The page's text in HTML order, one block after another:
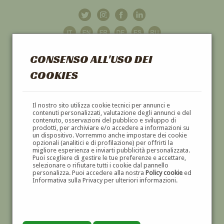
CONSENSO ALL'USO DEI
COOKIES
Il nostro sito utilizza cookie tecnici per annunci e
contenuti personalizzati, valutazione degli annunci e del
contenuto, osservazioni del pubblico e sviluppo di
prodotti, per archiviare e/o accedere a informazioni su
un dispositivo. Vorremmo anche impostare dei cookie
opzionali (analitici e di profilazione) per offrirti la
migliore esperienza e inviarti pubblicità personalizzata.
Puoi scegliere di gestire le tue preferenze e accettare,
selezionare o rifiutare tutti i cookie dal pannello
personalizza. Puoi accedere alla nostra Policy cookieed
Informativa sulla Privacy per ulteriori informazioni.
GALLERIAD'ARTE
DIPINTI E SCULTURE '800 E '900